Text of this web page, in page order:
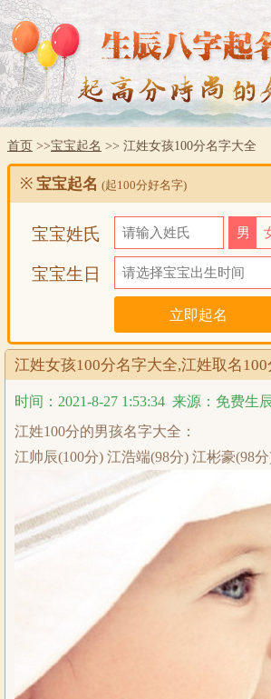
首页 >>宝宝起名 >> 江姓女孩100分名字大全
※ 宝宝起名 (起100分好名字)
宝宝姓氏 男
宝宝生日
江姓女孩100分名字大全,江姓取名
时间：2021-8-27 1:53:34 来源：免费生
江姓100分的男孩名字大全：
江帅辰(100分) 江浩端(98分) 江彬豪(98